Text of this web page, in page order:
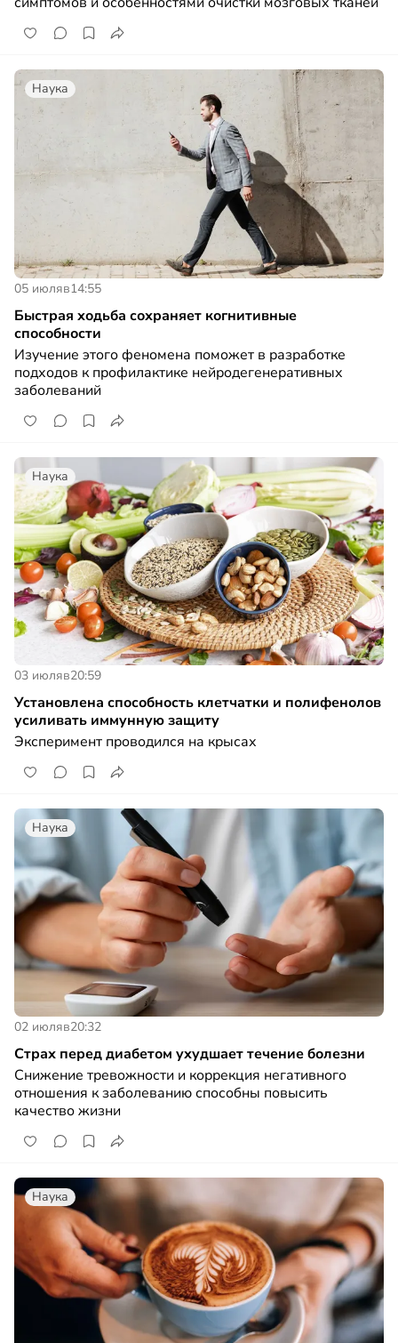
Наука
05 июляв14:55
Быстрая ходьба сохраняет когнитивные
способности
Изучение этого феномена поможет в разработке
подходов к профилактике нейродегенеративных
заболеваний
Наука
03 июляв20:59
Установлена способность клетчатки и полифенолов
усиливать иммунную защиту
Эксперимент проводился на крысах
Наука
02 июляв20:32
Страх перед диабетом ухудшает течение болезни
Снижение тревожности и коррекция негативного
отношения к заболеванию способны повысить
качество жизни
Наука